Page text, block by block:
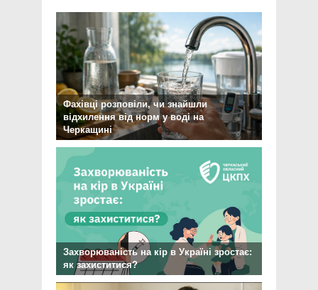
Фахівці розповіли, чи знайшли
відхилення від норм у воді на
Черкащині
Захворюваність на кір в Україні зростає:
як захиститися?